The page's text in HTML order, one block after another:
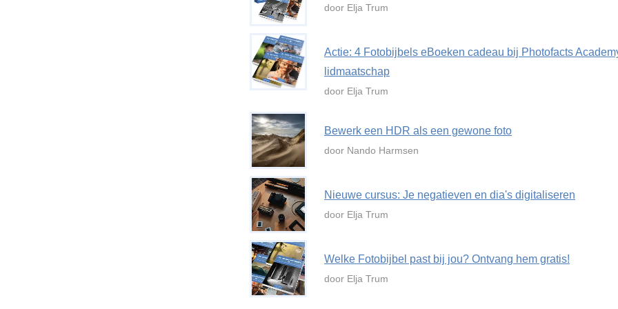
door Elja Trum
Actie: 4 Fotobijbels eBoeken cadeau bij Photofacts
lidmaatschap
door Elja Trum
Bewerk een HDR als een gewone foto
door Nando Harmsen
Nieuwe cursus: Je negatieven en dia's digitaliseren
door Elja Trum
Welke Fotobijbel past bij jou? Ontvang hem gratis!
door Elja Trum